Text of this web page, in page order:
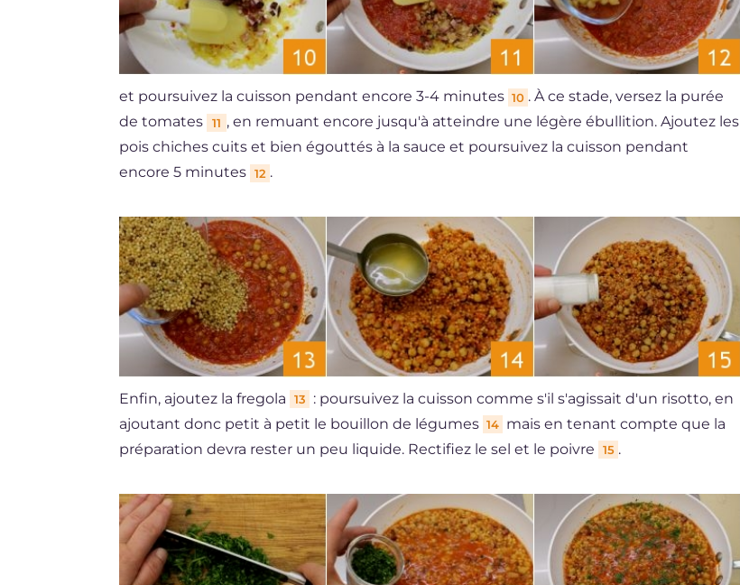
et poursuivez la cuisson pendant encore 3-4 minutes 10 . À ce stade, versez la purée
de tomates
11 , en remuant encore jusqu'à atteindre une légère ébullition. Ajoutez les
pois chiches cuits et bien égouttés à la sauce et poursuivez la cuisson pendant
encore 5 minutes 12 .
Enfin, ajoutez la fregola 13
: poursuivez la cuisson comme s'il s'agissait d'un risotto, en
ajoutant donc petit à petit le bouillon de légumes 14 mais en tenant compte que la
préparation devra rester un peu liquide. Rectifiez le sel et le poivre
15 .